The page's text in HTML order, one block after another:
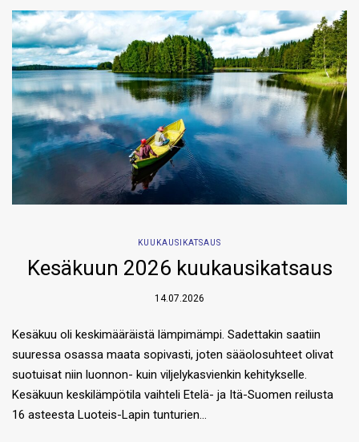
KUUKAUSIKATSAUS
Kesäkuun 2026 kuukausikatsaus
14.07.2026
Kesäkuu oli keskimääräistä lämpimämpi. Sadettakin saatiin
suuressa osassa maata sopivasti, joten sääolosuhteet olivat
suotuisat niin luonnon- kuin viljelykasvienkin kehitykselle.
Kesäkuun keskilämpötila vaihteli Etelä- ja Itä-Suomen reilusta
16 asteesta Luoteis-Lapin tunturien…